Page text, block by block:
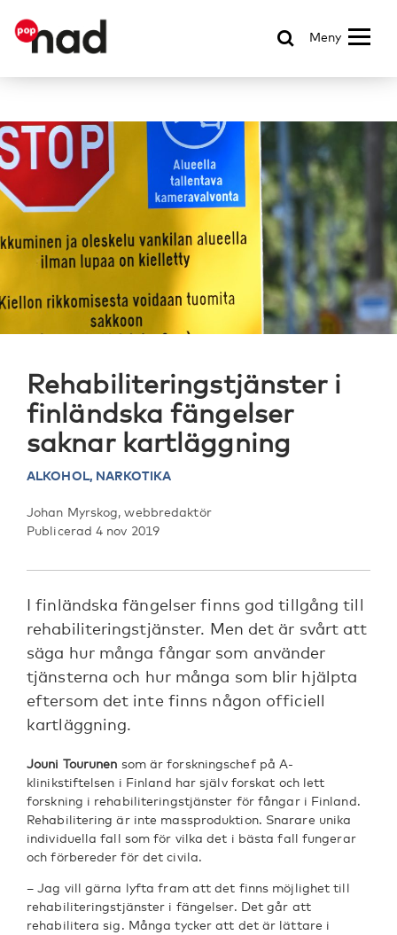
Meny
Rehabiliteringstjänster i
finländska fängelser
saknar kartläggning
ALKOHOL, NARKOTIKA
Johan Myrskog, webbredaktör
Publicerad 4 nov 2019
I finländska fängelser finns god tillgång till
rehabiliteringstjänster. Men det är svårt att
säga hur många fångar som använder
tjänsterna och hur många som blir hjälpta
eftersom det inte finns någon officiell
kartläggning.
Jouni Tourunen som är forskningschef på A-
klinikstiftelsen i Finland har själv forskat och lett
forskning i rehabiliteringstjänster för fångar i Finland.
Rehabilitering är inte massproduktion. Snarare unika
individuella fall som för vilka det i bästa fall fungerar
och förbereder för det civila.
– Jag vill gärna lyfta fram att det finns möjlighet till
rehabiliteringstjänster i fängelser. Det går att
rehabilitera sig. Många tycker att det är lättare i